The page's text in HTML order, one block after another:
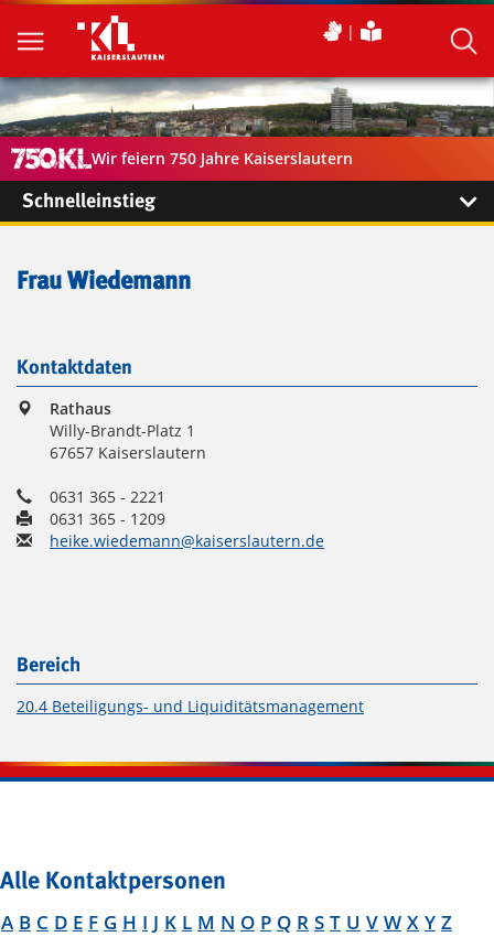
Wir feiern 750 Jahre Kaiserslautern
Schnelleinstieg
Frau Wiedemann
Kontaktdaten
Rathaus
Willy-Brandt-Platz 1
67657 Kaiserslautern
0631 365 - 2221
0631 365 - 1209
heike.wiedemann@kaiserslautern.de
Bereich
20.4 Beteiligungs- und Liquiditätsmanagement
Alle Kontaktpersonen
A B C D E F G H I J K L M N O P Q R S T U V W X Y Z